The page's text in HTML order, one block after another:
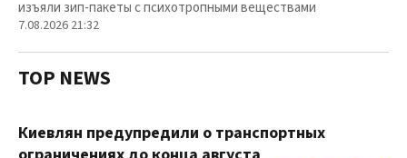
изъяли зип-пакеты с психотропными веществами
7.08.2026 21:32
TOP NEWS
Киевлян предупредили о транспортных